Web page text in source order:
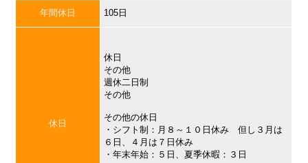
年間休日 105日
休日
休日
その他
週休二日制
その他
その他の休日
・シフト制：月８～１０日休み 但し３月は
６日、４月は７日休み
・年末年始：５日、夏季休暇：３日